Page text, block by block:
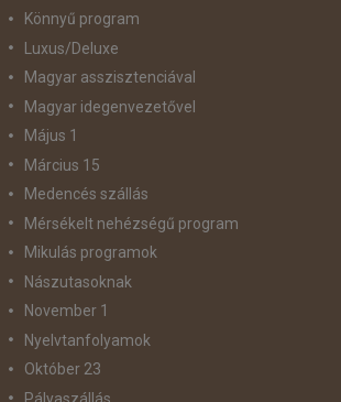
Könnyű program
Luxus/Deluxe
Magyar asszisztenciával
Magyar idegenvezetővel
Május 1
Március 15
Medencés szállás
Mérsékelt nehézségű program
Mikulás programok
Nászutasoknak
November 1
Nyelvtanfolyamok
Október 23
Pályaszállás